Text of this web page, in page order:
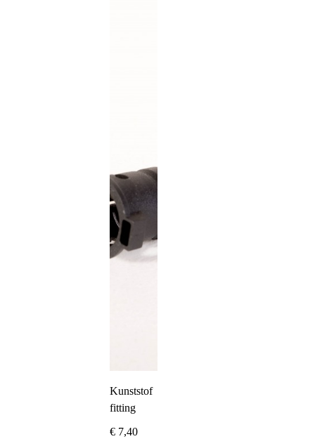
Kunststof
fitting
€ 7,40